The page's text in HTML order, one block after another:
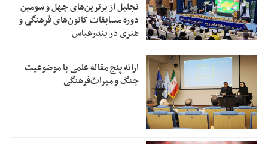
تجلیل از بر‌ترین‌های چهل و سومین
دوره مسابقات کانون‌های فرهنگی و
هنری در بندرعباس
ارائه پنج مقاله علمی با موضوعیت
جنگ و میراث‌فرهنگی